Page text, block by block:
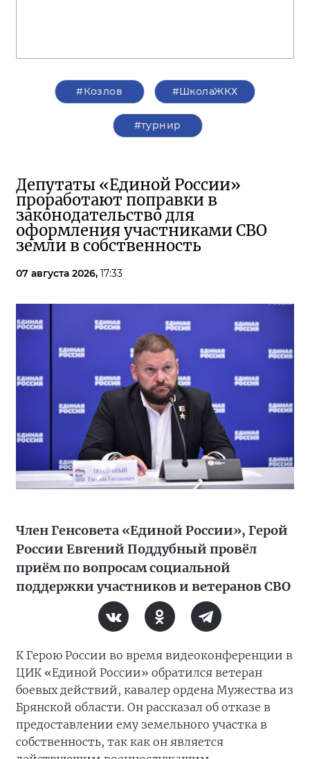
#Козлов #ШколаЖКХ
#турнир
Депутаты «Единой России»
проработают поправки в
законодательство для
оформления участниками СВО
земли в собственность
07 августа 2026, 17:33
Член Генсовета «Единой России», Герой
России Евгений Поддубный провёл
приём по вопросам социальной
поддержки участников и ветеранов СВО
К Герою России во время видеоконференции в
ЦИК «Единой России» обратился ветеран
боевых действий, кавалер ордена Мужества из
Брянской области. Он рассказал об отказе в
предоставлении ему земельного участка в
собственность, так как он является